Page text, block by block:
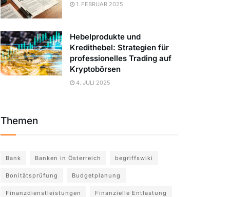
1. FEBRUAR 2025
Hebelprodukte und
Kredithebel: Strategien für
professionelles Trading auf
Kryptobörsen
4. JULI 2025
Themen
Bank Banken in Österreich begriffswiki
Bonitätsprüfung Budgetplanung
Finanzdienstleistungen Finanzielle Entlastung